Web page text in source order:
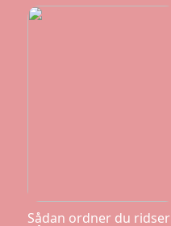
Sådan ordner du ridser